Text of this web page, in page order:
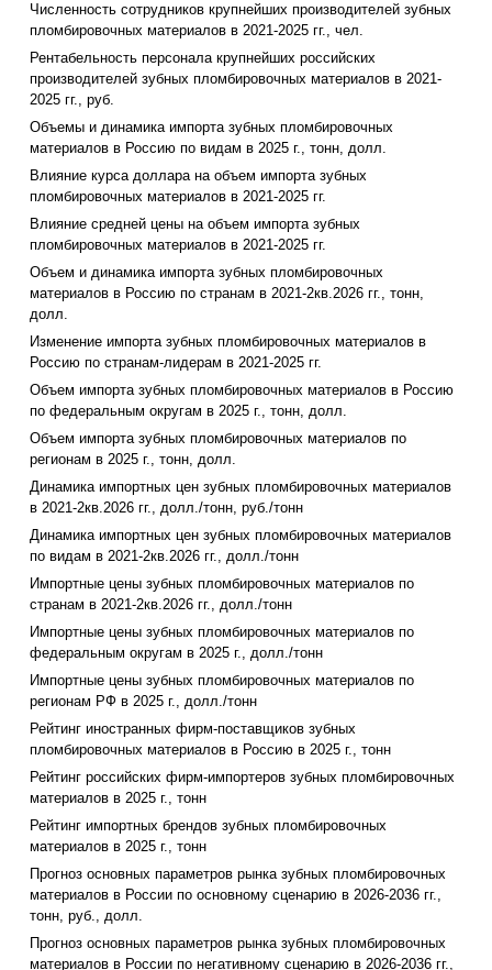
Численность сотрудников крупнейших производителей зубных
пломбировочных материалов в 2021-2025 гг., чел.
Рентабельность персонала крупнейших российских
производителей зубных пломбировочных материалов в 2021-
2025 гг., руб.
Объемы и динамика импорта зубных пломбировочных
материалов в Россию по видам в 2025 г., тонн, долл.
Влияние курса доллара на объем импорта зубных
пломбировочных материалов в 2021-2025 гг.
Влияние средней цены на объем импорта зубных
пломбировочных материалов в 2021-2025 гг.
Объем и динамика импорта зубных пломбировочных
материалов в Россию по странам в 2021-2кв.2026 гг., тонн,
долл.
Изменение импорта зубных пломбировочных материалов в
Россию по странам-лидерам в 2021-2025 гг.
Объем импорта зубных пломбировочных материалов в Россию
по федеральным округам в 2025 г., тонн, долл.
Объем импорта зубных пломбировочных материалов по
регионам в 2025 г., тонн, долл.
Динамика импортных цен зубных пломбировочных материалов
в 2021-2кв.2026 гг., долл./тонн, руб./тонн
Динамика импортных цен зубных пломбировочных материалов
по видам в 2021-2кв.2026 гг., долл./тонн
Импортные цены зубных пломбировочных материалов по
странам в 2021-2кв.2026 гг., долл./тонн
Импортные цены зубных пломбировочных материалов по
федеральным округам в 2025 г., долл./тонн
Импортные цены зубных пломбировочных материалов по
регионам РФ в 2025 г., долл./тонн
Рейтинг иностранных фирм-поставщиков зубных
пломбировочных материалов в Россию в 2025 г., тонн
Рейтинг российских фирм-импортеров зубных пломбировочных
материалов в 2025 г., тонн
Рейтинг импортных брендов зубных пломбировочных
материалов в 2025 г., тонн
Прогноз основных параметров рынка зубных пломбировочных
материалов в России по основному сценарию в 2026-2036 гг.,
тонн, руб., долл.
Прогноз основных параметров рынка зубных пломбировочных
материалов в России по негативному сценарию в 2026-2036 гг.,